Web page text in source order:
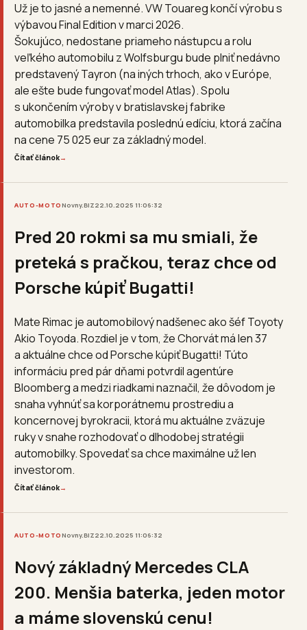
Už je to jasné a nemenné. VW Touareg končí výrobu s
výbavou Final Edition v marci 2026.
Šokujúco, nedostane priameho nástupcu a rolu
veľkého automobilu z Wolfsburgu bude plniť nedávno
predstavený Tayron (na iných trhoch, ako v Európe,
ale ešte bude fungovať model Atlas). Spolu
s ukončením výroby v bratislavskej fabrike
automobilka predstavila poslednú edíciu, ktorá začína
na cene 75 025 eur za základný model.
Čítať článok→
AUTO-MOTONovny.BIZ22.10.2025 11:06:32
Pred 20 rokmi sa mu smiali, že
preteká s pračkou, teraz chce od
Porsche kúpiť Bugatti!
Mate Rimac je automobilový nadšenec ako šéf Toyoty
Akio Toyoda. Rozdiel je v tom, že Chorvát má len 37
a aktuálne chce od Porsche kúpiť Bugatti! Túto
informáciu pred pár dňami potvrdil agentúre
Bloomberg a medzi riadkami naznačil, že dôvodom je
snaha vyhnúť sa korporátnemu prostrediu a
koncernovej byrokracii, ktorá mu aktuálne zväzuje
ruky v snahe rozhodovať o dlhodobej stratégii
automobilky. Spovedať sa chce maximálne už len
investorom.
Čítať článok→
AUTO-MOTONovny.BIZ22.10.2025 11:06:32
Nový základný Mercedes CLA
200. Menšia baterka, jeden motor
a máme slovenskú cenu!